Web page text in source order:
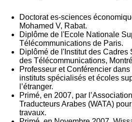
Doctorat es-sciences
Mohamed V, Rabat.
Diplôme de l'Ecole Nationale
Télécommunications de Paris.
Diplômé de l'Institut des Cadres
des Télécommunications,
Professeur et Conférencier
instituts spécialisés et écoles
l’étranger.
Primé, en 2007, par
Traducteurs Arabes (WATA)
travaux.